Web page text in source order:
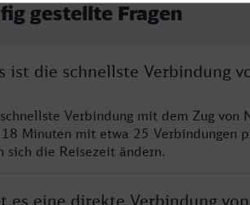
gestellte Fragen
ist die schnellste Verbindung
Verbindung mit dem Zug von
Minuten mit etwa 25 Verbindungen
sich die Reisezeit ändern.
es eine direkte Verbindung